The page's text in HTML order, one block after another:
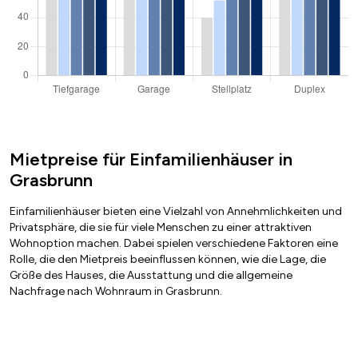
Mietpreise für Einfamilienhäuser in
Grasbrunn
Einfamilienhäuser bieten eine Vielzahl von Annehmlichkeiten und
Privatsphäre, die sie für viele Menschen zu einer attraktiven
Wohnoption machen. Dabei spielen verschiedene Faktoren eine
Rolle, die den Mietpreis beeinflussen können, wie die Lage, die
Größe des Hauses, die Ausstattung und die allgemeine
Nachfrage nach Wohnraum in Grasbrunn.